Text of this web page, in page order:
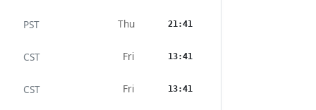
PST Thu 21:41
CST Fri 13:41
CST Fri 13:41